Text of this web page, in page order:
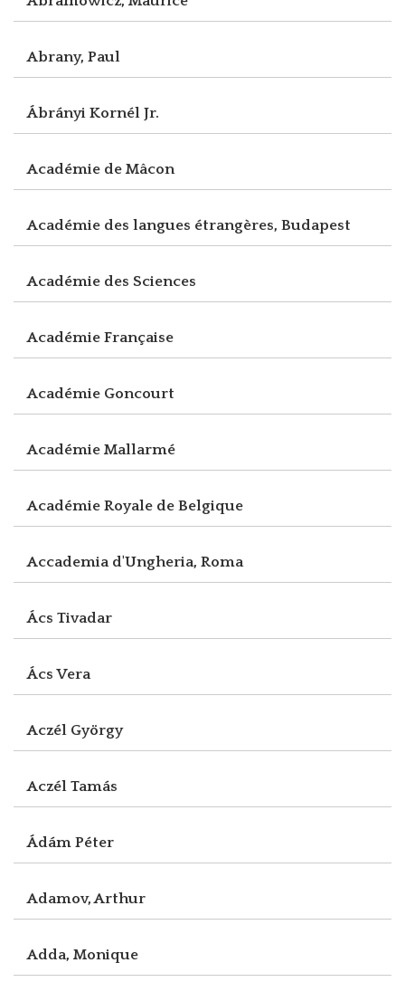
Abrany, Paul
Ábrányi Kornél Jr.
Académie de Mâcon
Académie des langues étrangères, Budapest
Académie des Sciences
Académie Française
Académie Goncourt
Académie Mallarmé
Académie Royale de Belgique
Accademia d'Ungheria, Roma
Ács Tivadar
Ács Vera
Aczél György
Aczél Tamás
Ádám Péter
Adamov, Arthur
Adda, Monique